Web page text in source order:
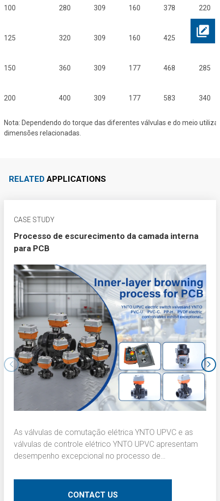
100 280 309 160 378 220
125 320 309 160 425 250
150 360 309 177 468 285
200 400 309 177 583 340
Nota: Dependendo do torque das diferentes válvulas e do meio
dimensões relacionadas.
RELATED APPLICATIONS
CASE STUDY
Processo de escurecimento da camada interna
para PCB
As válvulas de comutação elétrica YNTO UPVC e as
válvulas de controle elétrico YNTO UPVC apresentam
desempenho excepcional no processo de
circuito impresso (PCBs). Aqui está uma descrição
técnica detalhada:CONTACT US